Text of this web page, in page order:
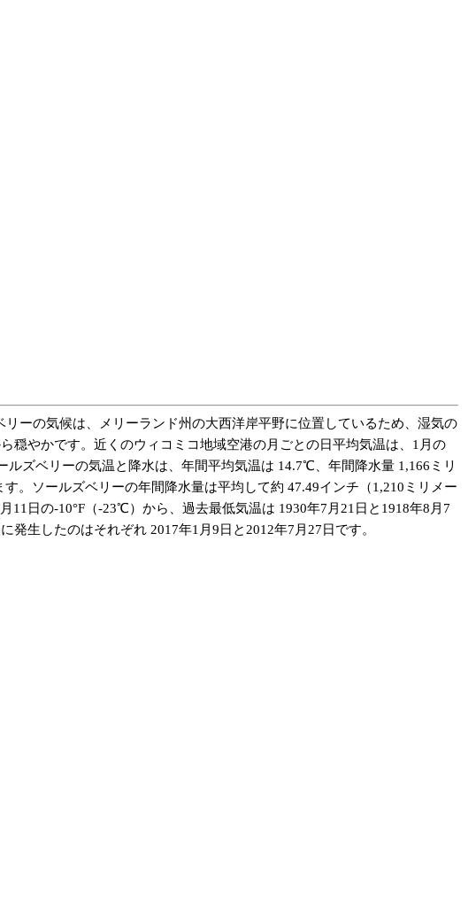
ーの気候は、メリーランド州の大西洋岸平野に位置しているため、湿気の
穏やかです。近くのウィコミコ地域空港の月ごとの日平均気温は、1月の
ズベリーの気温と降水は、年間平均気温は 14.7℃、年間降水量 1,166ミリ
。ソールズベリーの年間降水量は平均して約 47.49インチ（1,210ミリメー
11日の-10°F（-23℃）から、過去最低気温は 1930年7月21日と1918年8月7
生したのはそれぞれ 2017年1月9日と2012年7月27日です。